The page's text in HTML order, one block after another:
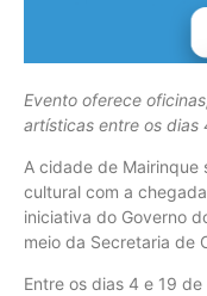
Evento oferece
artísticas entre os dias
A cidade de Mairinque
cultural com a
iniciativa do Governo
meio da Secretaria de
Entre os dias 4 e 19